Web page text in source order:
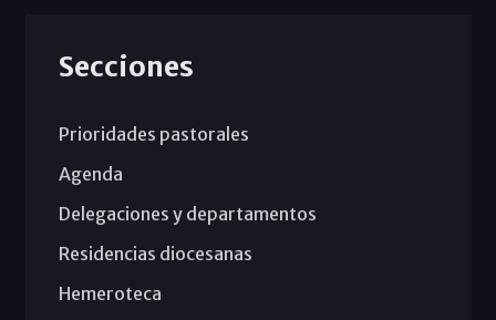
Secciones
Prioridades pastorales
Agenda
Delegaciones y departamentos
Residencias diocesanas
Hemeroteca